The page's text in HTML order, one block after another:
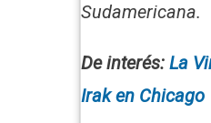
Sudamericana.
De interés: La
Irak en Chicago